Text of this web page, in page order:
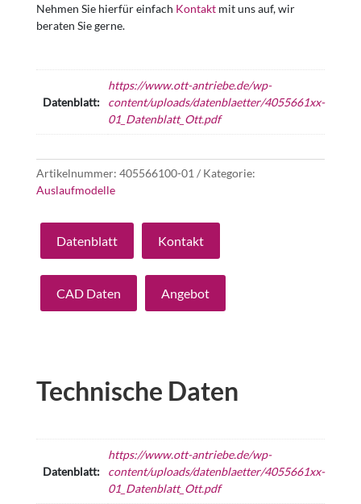
Nehmen Sie hierfür einfach Kontaktmit uns auf, wir
beraten Sie gerne.
Datenblatt:
https://www.ott-antriebe.de/wp-
content/uploads/datenblaetter/4055661xx-
01_Datenblatt_Ott.pdf
Artikelnummer: 405566100-01
Kategorie:
Auslaufmodelle
Datenblatt Kontakt
CAD Daten Angebot
Technische Daten
Datenblatt:
https://www.ott-antriebe.de/wp-
content/uploads/datenblaetter/4055661xx-
01_Datenblatt_Ott.pdf